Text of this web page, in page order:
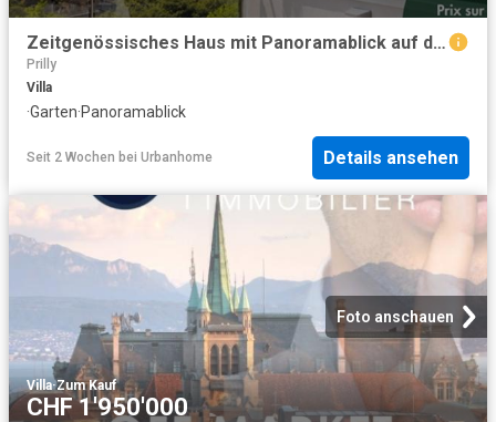
Zeitgenössisches Haus mit Panoramablick auf den Genfersee
Prilly
Villa
·Garten·Panoramablick
Seit 2 Wochen bei Urbanhome Details ansehen
Foto anschauen
Villa·Zum Kauf
CHF 1'950'000